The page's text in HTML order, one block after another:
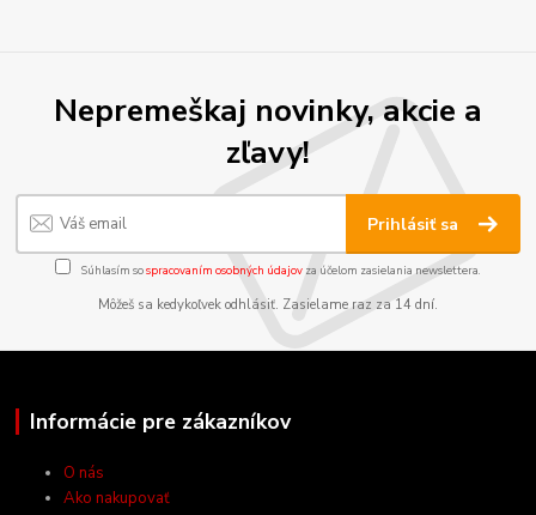
Nepremeškaj novinky, akcie a
zľavy!
Prihlásiť sa
Súhlasím sospracovaním osobných údajov za účelom zasielania newslettera.
Môžeš sa kedykoľvek odhlásiť. Zasielame raz za 14 dní.
Informácie pre zákazníkov
O nás
Ako nakupovať